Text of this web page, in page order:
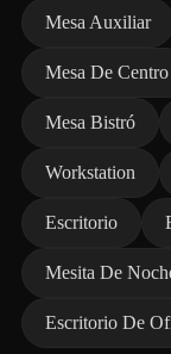
Mesa Auxiliar
Mesa De Centro
Mesa Bistró
Workstation
Escritorio
Mesita De
Escritorio De